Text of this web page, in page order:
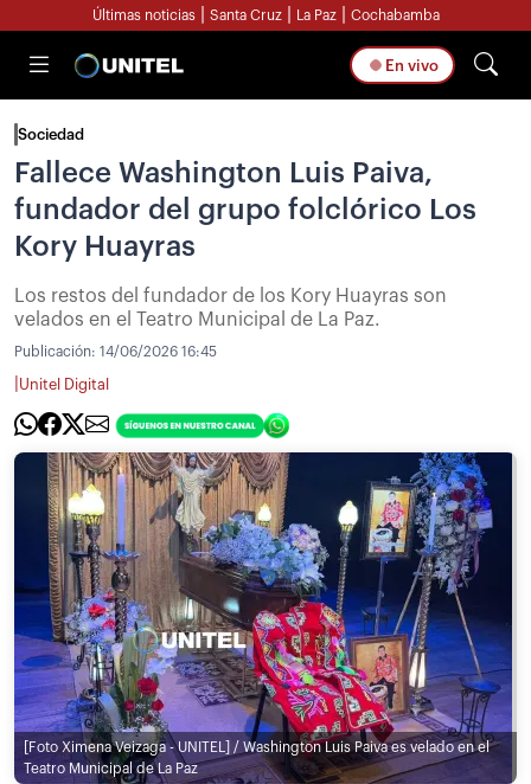
Últimas noticias Santa Cruz La Paz Cochabamba
En vivo
Sociedad
Fallece Washington Luis Paiva,
fundador del grupo folclórico Los
Kory Huayras
Los restos del fundador de los Kory Huayras son
velados en el Teatro Municipal de La Paz.
Publicación: 14/06/2026 16:45
Unitel Digital
[Foto Ximena Veizaga - UNITEL] / Washington Luis Paiva es velado en el
Teatro Municipal de La Paz